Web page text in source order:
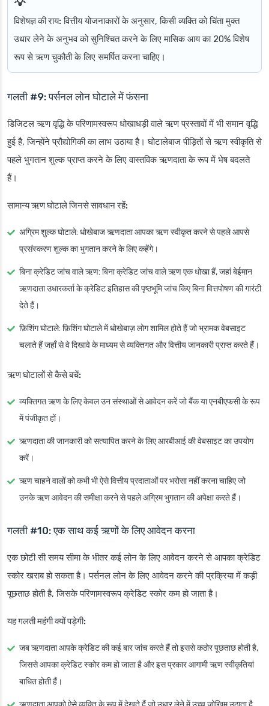
विशेषज्ञ की राय: वित्तीय योजनाकारों के अनुसार, किसी व्यक्ति को चिंता मुक्त
उधार लेने के अनुभव को सुनिश्चित करने के लिए मासिक आय का 20% विशेष
रूप से ऋण चुकौती के लिए समर्पित करना चाहिए।
गलती #9: पर्सनल लोन घोटाले में फंसना
डिजिटल ऋण वृद्धि के परिणामस्वरूप धोखाधड़ी वाले ऋण प्रस्तावों में भी समान वृद्धि
हुई है, जिन्होंने प्रौद्योगिकी का लाभ उठाया है। घोटालेबाज पीड़ितों से ऋण स्वीकृति से
पहले भुगतान शुल्क प्राप्त करने के लिए वास्तविक ऋणदाता के रूप में भेष बदलते
हैं।
सामान्य ऋण घोटाले जिनसे सावधान रहें:
अग्रिम शुल्क घोटाले: धोखेबाज ऋणदाता आपका ऋण स्वीकृत करने से पहले आपसे
प्रसंस्करण शुल्क का भुगतान करने के लिए कहेंगे।
बिना क्रेडिट जांच वाले ऋण: बिना क्रेडिट जांच वाले ऋण एक धोखा हैं, जहां बेईमान
ऋणदाता उधारकर्ता के क्रेडिट इतिहास की पृष्ठभूमि जांच किए बिना वित्तपोषण की गारंटी
देते हैं।
फ़िशिंग घोटाले: फ़िशिंग घोटाले में धोखेबाज़ लोग शामिल होते हैं जो भ्रामक वेबसाइट
चलाते हैं जहाँ से वे दिखावे के माध्यम से व्यक्तिगत और वित्तीय जानकारी प्राप्त करते हैं।
ऋण घोटालों से कैसे बचें:
व्यक्तिगत ऋण के लिए केवल उन संस्थाओं से आवेदन करें जो बैंक या एनबीएफसी के रूप
में पंजीकृत हों।
ऋणदाता की जानकारी को सत्यापित करने के लिए आरबीआई की वेबसाइट का उपयोग
करें।
ऋण चाहने वालों को कभी भी ऐसे वित्तीय प्रदाताओं पर भरोसा नहीं करना चाहिए जो
उनके ऋण आवेदन की समीक्षा करने से पहले अग्रिम भुगतान की अपेक्षा करते हैं।
गलती #10: एक साथ कई ऋणों के लिए आवेदन करना
एक छोटी सी समय सीमा के भीतर कई लोन के लिए आवेदन करने से आपका क्रेडिट
स्कोर खराब हो सकता है। पर्सनल लोन के लिए आवेदन करने की प्रक्रिया में कड़ी
पूछताछ होती है, जिसके परिणामस्वरूप क्रेडिट स्कोर कम हो जाता है।
यह गलती महंगी क्यों पड़ेगी:
जब ऋणदाता आपके क्रेडिट की कई बार जांच करते हैं तो इससे कठोर पूछताछ होती है,
जिससे आपका क्रेडिट स्कोर कम हो जाता है और इस प्रकार आगामी ऋण स्वीकृतियां
बाधित होती हैं।